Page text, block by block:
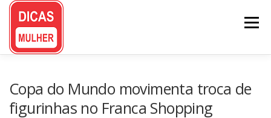
Pular
conteúdo
Menu
Copa do Mundo movimenta troca de
figurinhas no Franca Shopping